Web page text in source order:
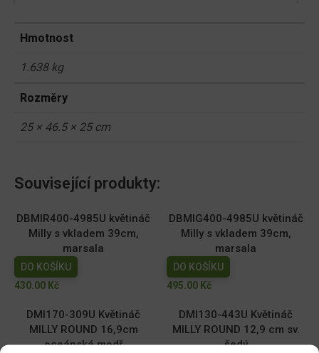
Hmotnost
1.638 kg
Rozměry
25 × 46.5 × 25 cm
Související produkty:
DBMIR400-4985U květináč
Milly s vkladem 39cm,
marsala
DO KOŠÍKU
430.00 Kč
DBMIG400-4985U květináč
Milly s vkladem 39cm,
marsala
DO KOŠÍKU
495.00 Kč
DMI170-309U Květináč
MILLY ROUND 16,9cm
oceánská modř
DMI130-443U Květináč
MILLY ROUND 12,9 cm sv.
šedý